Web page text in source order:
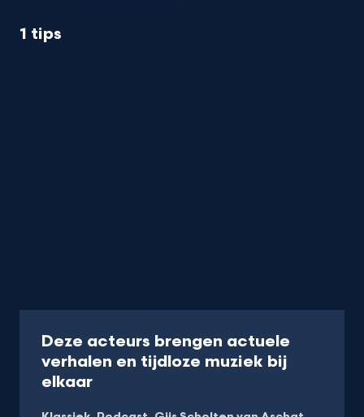
1 tips
Deze acteurs brengen actuele
verhalen en tijdloze muziek bij
elkaar-